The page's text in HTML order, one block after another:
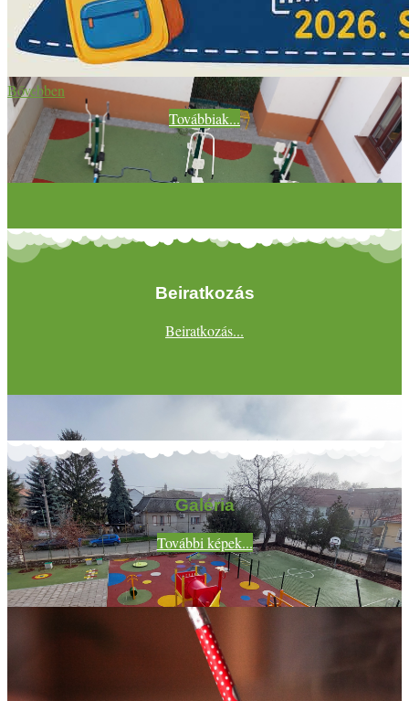
Bővebben
Továbbiak...
Beiratkozás
Beiratkozás...
Galéria
További képek...